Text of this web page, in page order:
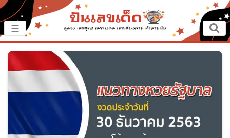
หน้าหลัก
ปันเรื่องเด็ด
ปันแหล่งเลข
×
☰